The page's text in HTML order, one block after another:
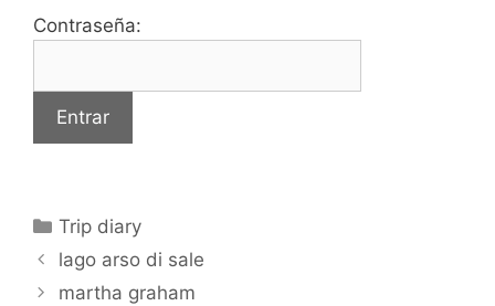
Contraseña:
Categorías
Trip diary
lago arso di sale
martha graham